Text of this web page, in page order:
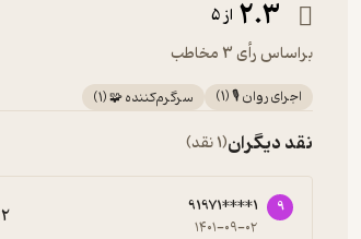
2.3 از 5
براساس رأی 3 مخاطب
اجرای روان 🎙️(
1
) سرگرم‌کننده 🧩(
1
)
نقد دیگران(1 نقد)
9
91971****1
۱۴۰۱-۰۹-۰۲ 2